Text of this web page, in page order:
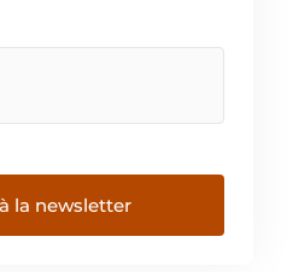
la newsletter